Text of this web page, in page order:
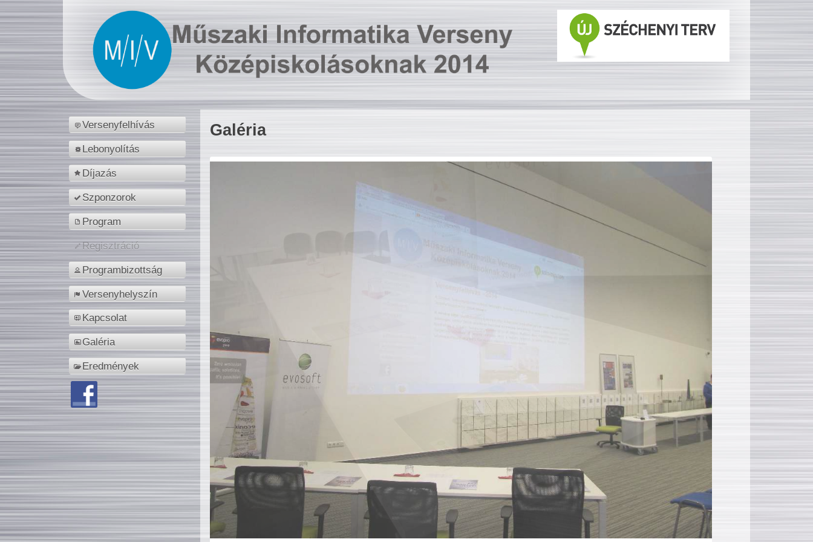
Versenyfelhívás
Lebonyolítás
Díjazás
Szponzorok
Program
Regisztráció
Programbizottság
Versenyhelyszín
Kapcsolat
Galéria
Eredmények
Galéria